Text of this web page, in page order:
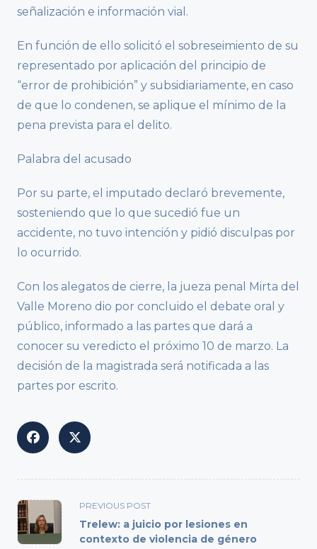
señalización e información vial.
En función de ello solicitó el sobreseimiento de su
representado por aplicación del principio de
“error de prohibición” y subsidiariamente, en caso
de que lo condenen, se aplique el mínimo de la
pena prevista para el delito.
Palabra del acusado
Por su parte, el imputado declaró brevemente,
sosteniendo que lo que sucedió fue un
accidente, no tuvo intención y pidió disculpas por
lo ocurrido.
Con los alegatos de cierre, la jueza penal Mirta del
Valle Moreno dio por concluido el debate oral y
público, informado a las partes que dará a
conocer su veredicto el próximo 10 de marzo. La
decisión de la magistrada será notificada a las
partes por escrito.
<span
class="nav-
subtitle
PREVIOUS POST
Trelew: a juicio por lesiones en
contexto de violencia de género